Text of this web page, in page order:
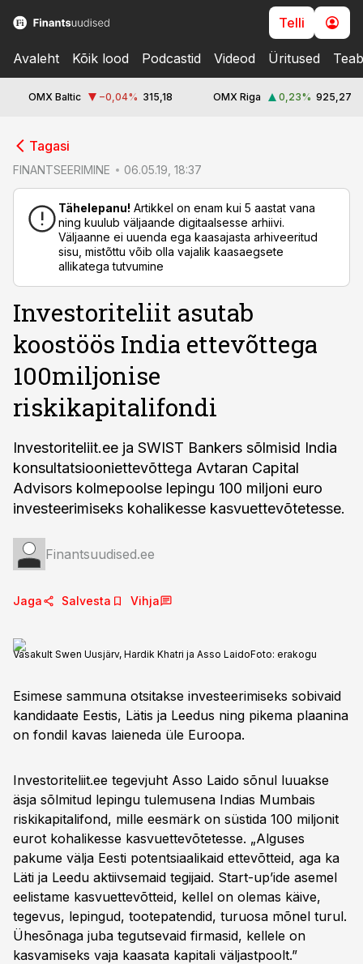
Telli
Avaleht Kõik lood Podcastid Videod Üritused
OMX Baltic −0,04% 315,18 OMX Riga 0,23% 925,27
Tagasi
FINANTSEERIMINE 06.05.19, 18:37
Tähelepanu! Artikkel on enam kui 5 aastat vana
ning kuulub väljaande digitaalsesse arhiivi.
Väljaanne ei uuenda ega kaasajasta arhiveeritud
sisu, mistõttu võib olla vajalik kaasaegsete
allikatega tutvumine
Investoriteliit asutab
koostöös India ettevõttega
100miljonise
riskikapitalifondi
Investoriteliit.ee ja SWIST Bankers sõlmisid India
konsultatsiooniettevõttega Avtaran Capital
Advisors kolmepoolse lepingu 100 miljoni euro
investeerimiseks kohalikesse kasvuettevõtetesse.
Finantsuudised.ee
Jaga Salvesta Vihja
Vasakult Swen Uusjärv, Hardik Khatri ja Asso LaidoFoto: erakogu
Esimese sammuna otsitakse investeerimiseks sobivaid
kandidaate Eestis, Lätis ja Leedus ning pikema plaanina
on fondil kavas laieneda üle Euroopa.
Investoriteliit.ee tegevjuht Asso Laido sõnul luuakse
äsja sõlmitud lepingu tulemusena Indias Mumbais
riskikapitalifond, mille eesmärk on süstida 100 miljonit
eurot kohalikesse kasvuettevõtetesse. „Alguses
pakume välja Eesti potentsiaalikaid ettevõtteid, aga ka
Läti ja Leedu aktiivsemaid tegijaid. Start-up’ide asemel
eelistame kasvuettevõtteid, kellel on olemas käive,
tegevus, lepingud, tootepatendid, turuosa mõnel turul.
Ühesõnaga juba tegutsevaid firmasid, kellele on
kasvamiseks vaja kaasata kapitali väljastpoolt.”